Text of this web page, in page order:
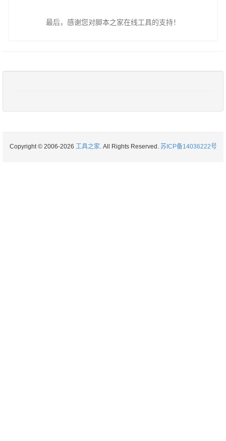
最后，感谢您对脚本之家在线工具的支持！
Copyright © 2006-2026 工具之家. All Rights Reserved. 苏ICP备14036222号